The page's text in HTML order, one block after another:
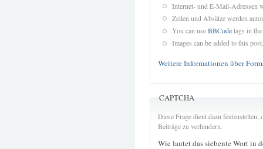
Internet- und E-Mail-Adressen
Zeilen und Absätze werden
You can useBBCodetags in
Images can be added to this post.
Weitere Informationen über
CAPTCHA
Diese Frage dient dazu
Beiträge zu verhindern.
Wie lautet das siebente Wort in